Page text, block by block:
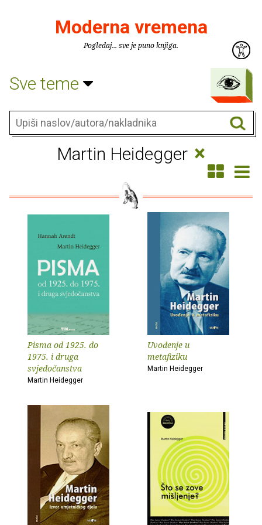
Moderna vremena
Pogledaj... sve je puno knjiga.
Sve teme
Martin Heidegger ×
Pisma od 1925. do
1975. i druga
svjedočanstva
Martin Heidegger
Uvođenje u
metafiziku
Martin Heidegger